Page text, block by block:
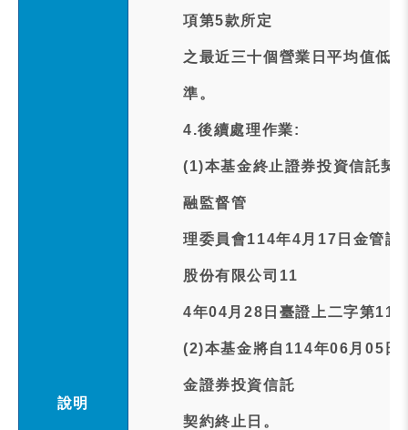
說明
項第5款所定
之最近三十個營業日平均值低
準。
4.後續處理作業:
(1)本基金終止證券投資信託契
融監督管
理委員會114年4月17日金管
股份有限公司11
4年04月28日臺證上二字第
(2)本基金將自114年06月05日
金證券投資信託
契約終止日。